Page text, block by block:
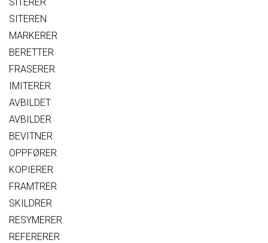
SITEREN
MARKERER
BERETTER
FRASERER
IMITERER
AVBILDET
AVBILDER
BEVITNER
OPPFØRER
KOPIERER
FRAMTRER
SKILDRER
RESYMERER
REFERERER